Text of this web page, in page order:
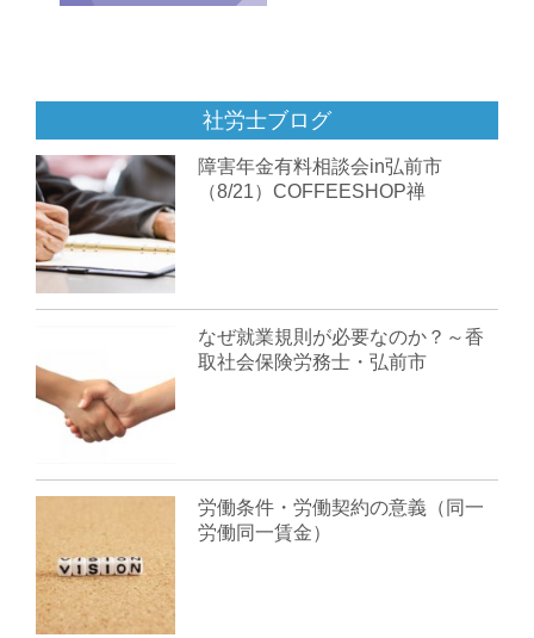
社労士ブログ
障害年金有料相談会in弘前市
（8/21）COFFEESHOP禅
なぜ就業規則が必要なのか？～香
取社会保険労務士・弘前市
労働条件・労働契約の意義（同一
労働同一賃金）